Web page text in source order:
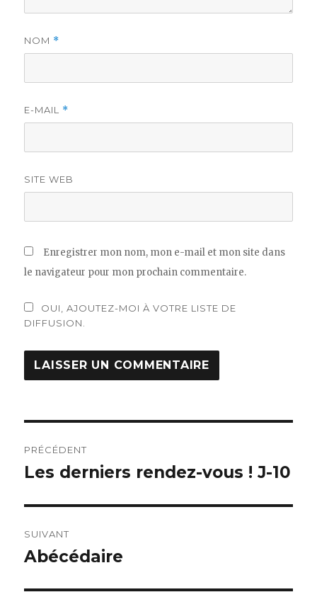
NOM *
E-MAIL *
SITE WEB
Enregistrer mon nom, mon e-mail et mon site dans
le navigateur pour mon prochain commentaire.
OUI, AJOUTEZ-MOI À VOTRE LISTE DE
DIFFUSION.
de
PRÉCÉDENT
Article
Les derniers rendez-vous ! J-10
SUIVANT
Article
Abécédaire